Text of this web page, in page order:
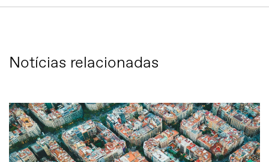
Notícias relacionadas